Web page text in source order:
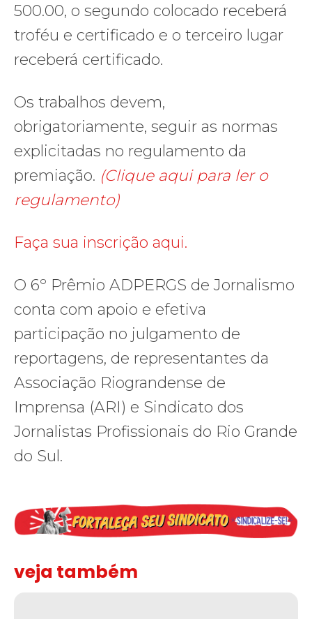
500.00, o segundo colocado receberá
troféu e certificado e o terceiro lugar
receberá certificado.
Os trabalhos devem,
obrigatoriamente, seguir as normas
explicitadas no regulamento da
premiação. (Clique aqui para ler o
regulamento)
Faça sua inscrição aqui.
O 6º Prêmio ADPERGS de Jornalismo
conta com apoio e efetiva
participação no julgamento de
reportagens, de representantes da
Associação Riograndense de
Imprensa (ARI) e Sindicato dos
Jornalistas Profissionais do Rio Grande
do Sul.
veja também